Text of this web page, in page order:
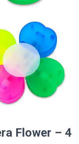
Flower – 4